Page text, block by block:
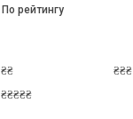
По рейтингу
₴₴
₴₴₴
₴₴₴₴₴